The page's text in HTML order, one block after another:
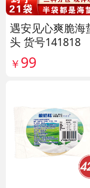
遇安见心爽脆海
头 货号141818
￥ 99